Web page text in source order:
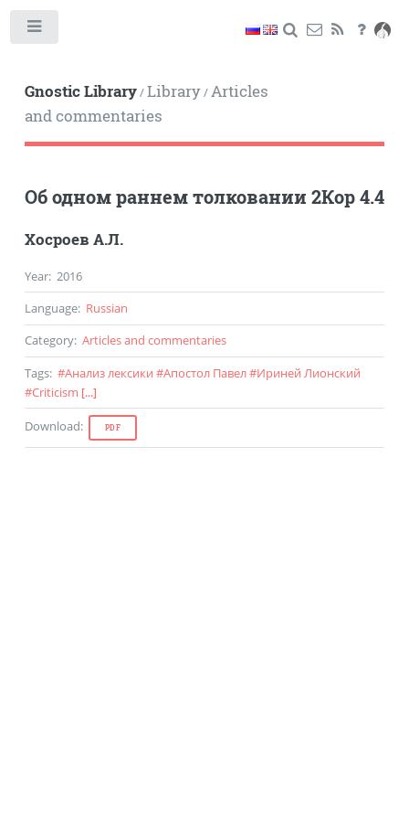
Gnostic Library/Library/Articles
and commentaries
Об одном раннем толковании 2Кор 4.4
Хосроев А.Л.
Year: 2016
Language: Russian
Category: Articles and commentaries
Tags: #Анализ лексики #Апостол Павел#Ириней Лионский
#Criticism [...]
Download: PDF